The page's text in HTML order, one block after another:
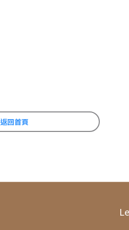
返回首頁